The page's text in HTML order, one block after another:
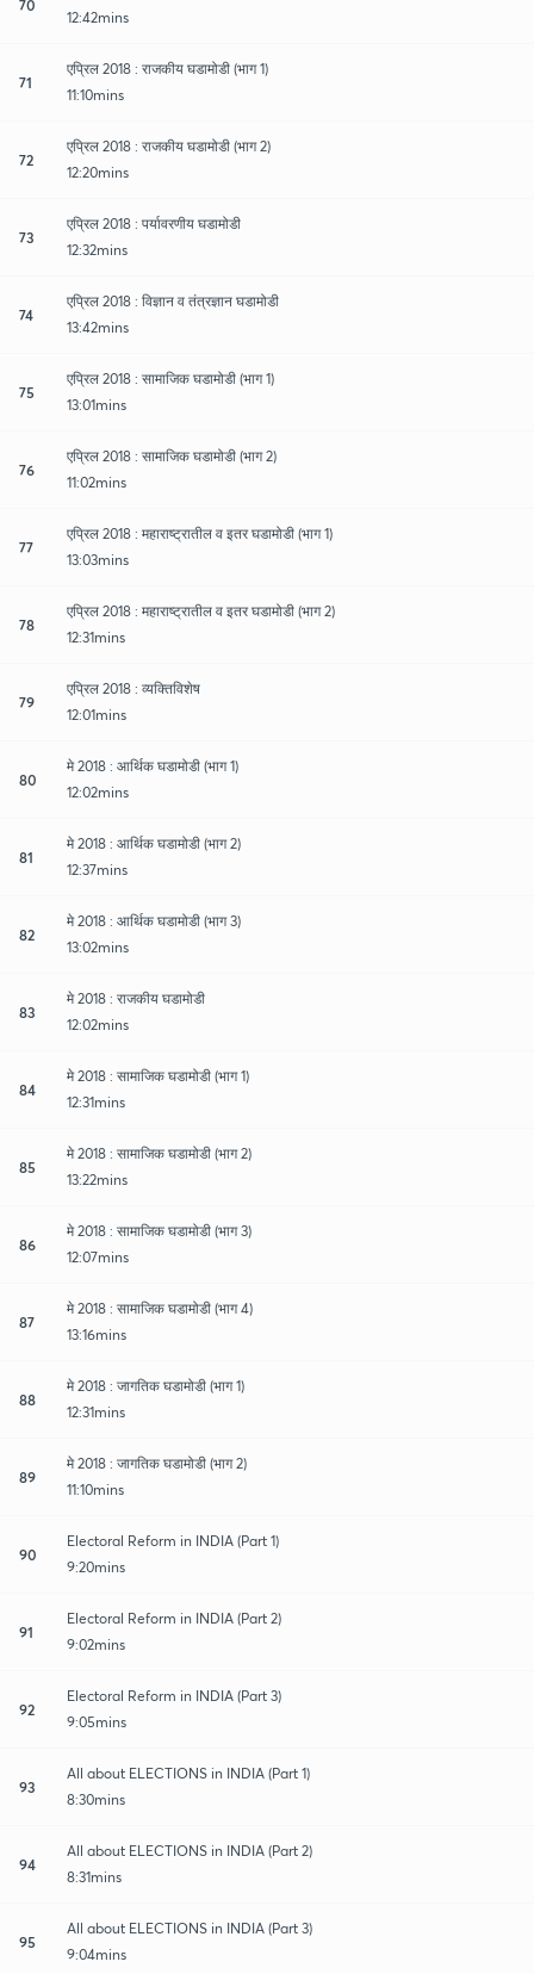
70
12:42mins
71
एप्रिल 2018 : राजकीय घडामोडी (भाग 1)
11:10mins
72
एप्रिल 2018 : राजकीय घडामोडी (भाग 2)
12:20mins
73
एप्रिल 2018 : पर्यावरणीय घडामोडी
12:32mins
74
एप्रिल 2018 : विज्ञान व तंत्रज्ञान घडामोडी
13:42mins
75
एप्रिल 2018 : सामाजिक घडामोडी (भाग 1)
13:01mins
76
एप्रिल 2018 : सामाजिक घडामोडी (भाग 2)
11:02mins
77
एप्रिल 2018 : महाराष्ट्रातील व इतर घडामोडी (भाग 1)
13:03mins
78
एप्रिल 2018 : महाराष्ट्रातील व इतर घडामोडी (भाग 2)
12:31mins
79
एप्रिल 2018 : व्यक्तिविशेष
12:01mins
80
मे 2018 : आर्थिक घडामोडी (भाग 1)
12:02mins
81
मे 2018 : आर्थिक घडामोडी (भाग 2)
12:37mins
82
मे 2018 : आर्थिक घडामोडी (भाग 3)
13:02mins
83
मे 2018 : राजकीय घडामोडी
12:02mins
84
मे 2018 : सामाजिक घडामोडी (भाग 1)
12:31mins
85
मे 2018 : सामाजिक घडामोडी (भाग 2)
13:22mins
86
मे 2018 : सामाजिक घडामोडी (भाग 3)
12:07mins
87
मे 2018 : सामाजिक घडामोडी (भाग 4)
13:16mins
88
मे 2018 : जागतिक घडामोडी (भाग 1)
12:31mins
89
मे 2018 : जागतिक घडामोडी (भाग 2)
11:10mins
90
Electoral Reform in INDIA (Part 1)
9:20mins
91
Electoral Reform in INDIA (Part 2)
9:02mins
92
Electoral Reform in INDIA (Part 3)
9:05mins
93
All about ELECTIONS in INDIA (Part 1)
8:30mins
94
All about ELECTIONS in INDIA (Part 2)
8:31mins
95
All about ELECTIONS in INDIA (Part 3)
9:04mins